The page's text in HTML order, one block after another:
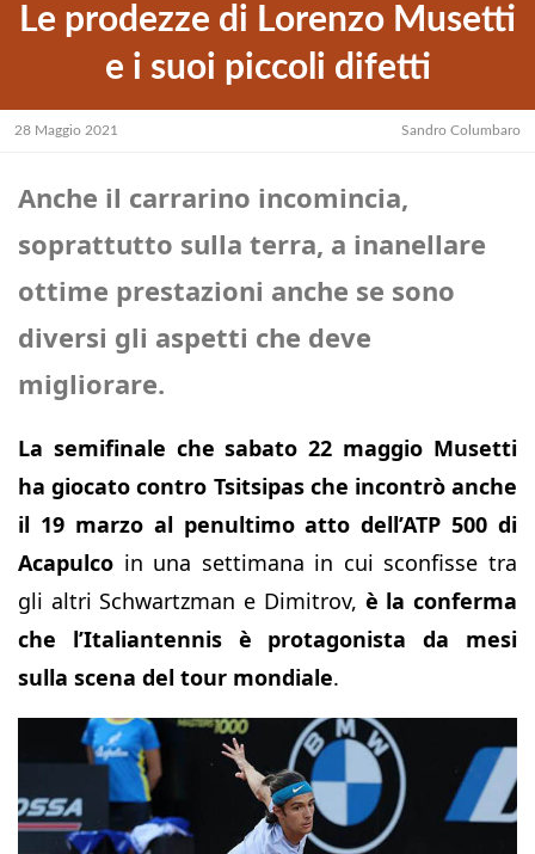
Le prodezze di Lorenzo Musetti
e i suoi piccoli difetti
28 Maggio 2021 Sandro Columbaro
Anche il carrarino incomincia,
soprattutto sulla terra, a inanellare
ottime prestazioni anche se sono
diversi gli aspetti che deve
migliorare.
La semifinale che sabato 22 maggio Musetti
ha giocato contro Tsitsipas che incontrò anche
il 19 marzo al penultimo atto dell’ATP 500 di
Acapulco in una settimana in cui sconfisse tra
gli altri Schwartzman e Dimitrov, è la conferma
che l’Italiantennis è protagonista da mesi
sulla scena del tour mondiale.